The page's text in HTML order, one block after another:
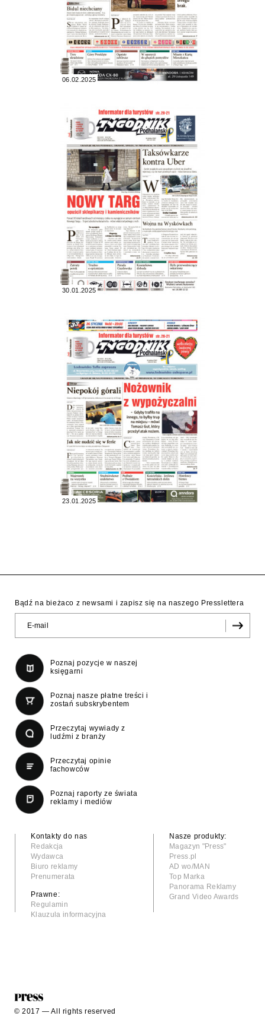
06.02.2025
30.01.2025
23.01.2025
Bądź na bieżaco z newsami i zapisz się na naszego Presslettera
Poznaj pozycje w naszej
księgarni
Poznaj nasze płatne treści i
zostań subskrybentem
Przeczytaj wywiady z
ludźmi z branży
Przeczytaj opinie
fachowców
Poznaj raporty ze świata
reklamy i mediów
Kontakty do nas
Redakcja
Wydawca
Biuro reklamy
Prenumerata
Prawne:
Regulamin
Klauzula informacyjna
Nasze produkty:
Magazyn "Press"
Press.pl
AD wo/MAN
Top Marka
Panorama Reklamy
Grand Video Awards
© 2017 — All rights reserved